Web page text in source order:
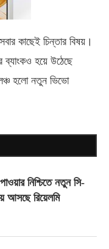
কাছেই চিন্তার বিষয়।
ব্যাংকও হয়ে উঠেছে
লঞ্চ হলো নতুন ভিভো
নিশ্চিতে নতুন সি-
আসছে রিয়েলমি